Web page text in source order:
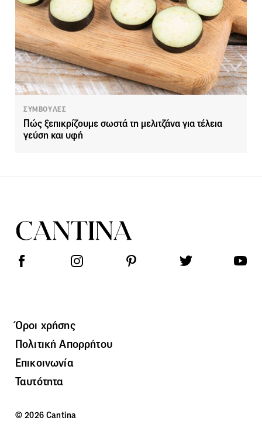
ΣΥΜΒΟΥΛΕΣ
Πώς ξεπικρίζουμε σωστά τη μελιτζάνα για τέλεια
γεύση και υφή
Όροι χρήσης
Πολιτική Απορρήτου
Επικοινωνία
Ταυτότητα
© 2026 Cantina